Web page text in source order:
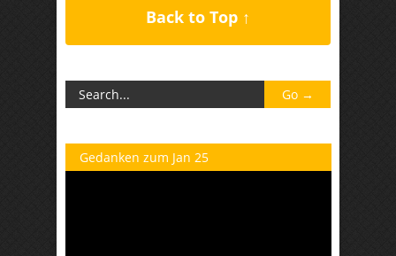
Back to Top ↑
Gedanken zum Jan 25